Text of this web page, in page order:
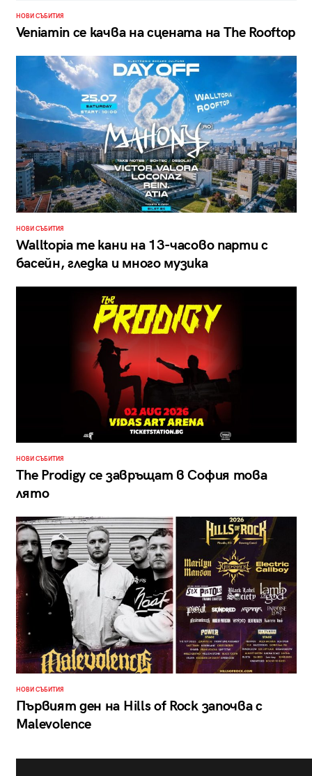
НОВИ СЪБИТИЯ
Veniamin се качва на сцената на The Rooftop
НОВИ СЪБИТИЯ
Walltopia те кани на 13-часово парти с
басейн, гледка и много музика
НОВИ СЪБИТИЯ
The Prodigy се завръщат в София това
лято
НОВИ СЪБИТИЯ
Първият ден на Hills of Rock започва с
Malevolence